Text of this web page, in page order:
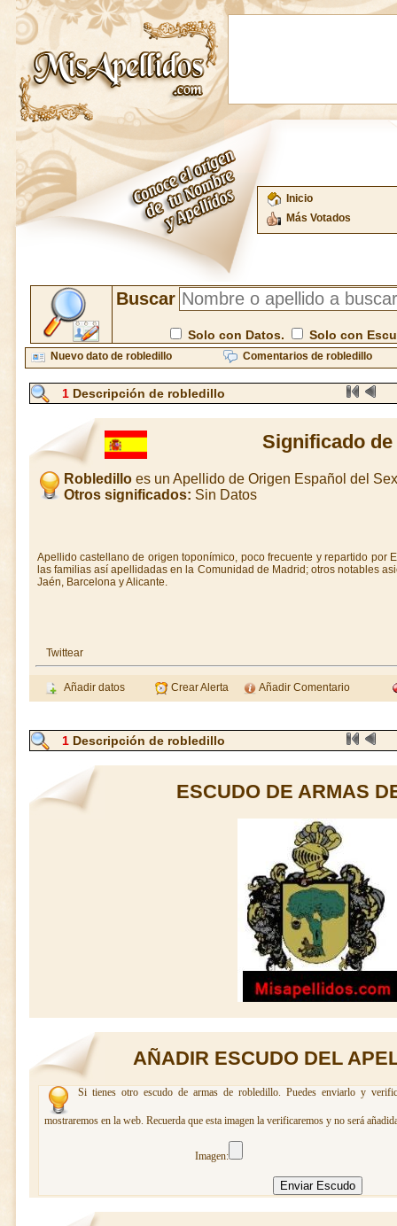
Inicio
Más Votados
Buscar
Solo con Datos. Solo con
Nuevo dato de robledillo Comentarios de robledillo
1 Descripción de robledillo
Significado
Robledilloes un Apellido de Origen Español del
Otros significados: Sin Datos
Apellido castellano de origen toponímico, poco frecuente y repartido por
las familias así apellidadas en la Comunidad de Madrid; otros notables
Jaén, Barcelona y Alicante.
Twittear
Añadir datos Crear Alerta Añadir Comentario
1 Descripción de robledillo
ESCUDO DE ARMAS
AÑADIR ESCUDO DEL
Si tienes otro escudo de armas de robledillo. Puedes enviarlo y
mostraremos en la web. Recuerda que esta imagen la verificaremos y no será
Imagen: